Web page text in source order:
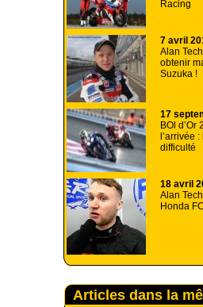
Racing
7 avril
Alan
obtenir
Suzuka !
17
BOl d’Or
l’arrivée
difficulté
18 avril
Alan
Honda
Articles dans la